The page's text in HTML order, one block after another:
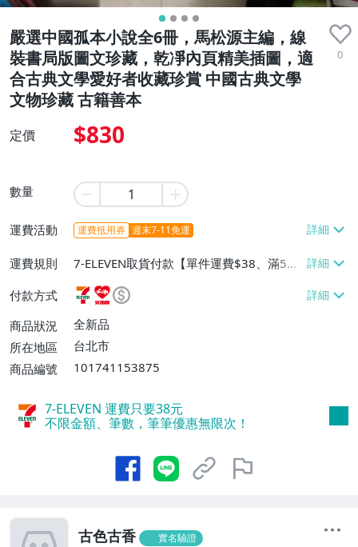
嚴選中國孤本小說全6冊，馬松源主編，線
裝書局版圖文珍藏，乾凈內頁精美插圖，適
合古典文學愛好者收藏珍賞 中國古典文學
文物珍藏 古籍善本
0
定價 $830
數量
運費活動 運費抵用券 週末7-11免運
運費規則
7-ELEVEN取貨付款【單件運費$38、滿5件
或消費滿$1299免運費】、7-ELEVEN取貨
不付款【免運費】、萊爾富取貨付款【單件
運費$60、滿5件或消費滿$1299免運
費】、宅配/貨運【單件運費$120、滿5件
付款方式
商品狀況
全新品
所在地區
台北市
商品編號
101741153875
7-ELEVEN 運費只要38元
不限金額、筆數，筆筆優惠無限次！
古色古香 實名驗證